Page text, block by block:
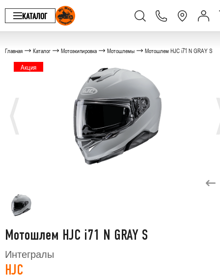
КАТАЛОГ
Главная Каталог Мотоэкипировка Мотошлемы Мотошлем HJC i71 N GRAY S
Акция
Мотошлем HJC i71 N GRAY S
Интегралы
HJC